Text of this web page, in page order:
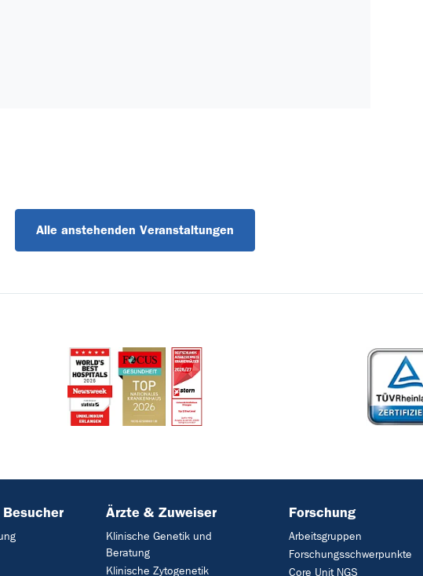
Alle anstehenden Veranstaltungen
Ärzte & Zuweiser
Klinische Genetik und
Beratung
Klinische Zytogenetik
Forschung
Arbeitsgruppen
Forschungsschwerpunkte
Core Unit NGS